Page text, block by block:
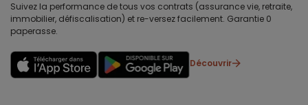
Suivez la performance de tous vos contrats (assurance vie, retraite,
immobilier, défiscalisation) et re-versez facilement. Garantie 0
paperasse.
Découvrir